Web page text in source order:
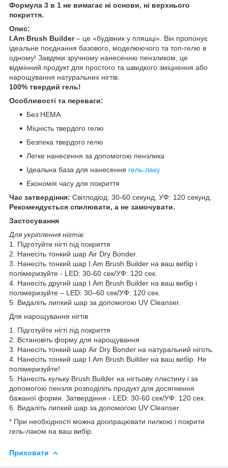
Формула 3 в 1 не вимагає ні основи, ні верхнього
покриття.
Опис:
I.Am Brush Builder– це «будівник у пляшці». Він пропонує
ідеальне поєднання базового, моделюючого та топ-гелю в
одному! Завдяки зручному нанесенню пензликом, це
відмінний продукт для простого та швидкого зміцнення або
нарощування натуральних нігтів.
100% твердий гель!
Особливості та переваги:
Без НЕМА
Міцність твердого гелю
Безпека твердого гелю
Легке нанесення за допомогою пензлика
Ідеальна база для нанесення гель-лаку
Економія часу для покриття
Час затвердіння: Світлодіод: 30-60 секунд, УФ: 120 секунд.
Рекомендується спилювати, а не замочувати.
Застосування
Для укріплення нігтів:
1. Підготуйте нігті під покриття
2. Нанесіть тонкий шар Air Dry Bonder.
3. Нанесіть тонкий шар I.Am Brush Builder на ваш вибір і
полімеризуйте - LED: 30-60 сек/УФ: 120 сек.
4. Нанесіть другий шар I.Am Brush Builder на ваш вибір і
полімеризуйте – LED: 30–60 сек/УФ: 120 сек.
5. Видаліть липкий шар за допомогою UV Cleanser.
Для нарощування нігтів
1. Підготуйте нігті під покриття
2. Встановіть форму для нарощування
3. Нанесіть тонкий шар Air Dry Bonder на натуральний ніготь.
4. Нанесіть тонкий шар I.Am Brush Builder на ваш вибір. Не
полімеризуйте!
5. Нанесіть кульку Brush Builder на нігтьову пластину і за
допомогою пензля розподіліть продукт для досягнення
бажаної форми. Затвердіння - LED: 30-60 сек/УФ: 120 сек.
6. Видаліть липкий шар за допомогою UV Cleanser.
* При необхідності можна доопрацювати пилкою і покрити
гель-лаком на ваш вибір.
Приховати